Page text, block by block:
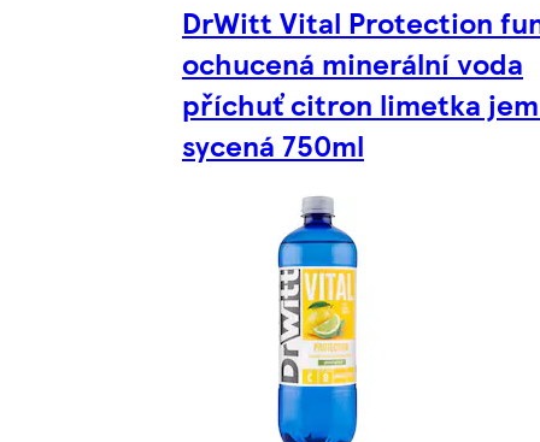
DrWitt Vital Protection
ochucená minerální voda
příchuť citron limetka
sycená 750ml